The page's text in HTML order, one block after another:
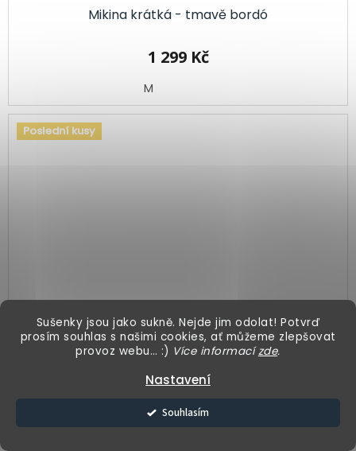
Sušenky jsou jako sukně. Nejde jim odolat! Potvrď
prosím souhlas s našimi cookies, ať můžeme zlepšovat
provoz webu… :) Více informacízde.
Nastavení
Souhlasím
Mikina krátká - tmavě bordó
1 299 Kč
M
Poslední kusy
Mikina krátká - vínová
1 299 Kč